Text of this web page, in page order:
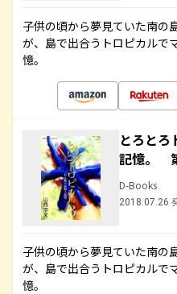
子供の頃から夢見ていた南の
が、島で出合うトロピカルで
憶。
とろと
記憶。
D-Books
2018.07.26
子供の頃から夢見ていた南の
が、島で出合うトロピカルで
憶。